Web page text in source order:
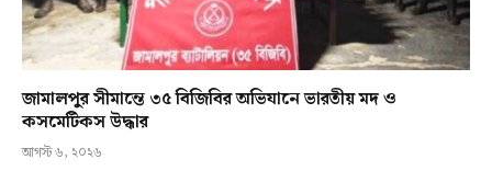
জামালপুর সীমান্তে ৩৫ বিজিবির অভিযানে ভারতীয় মদ ও
কসমেটিকস উদ্ধার
আগস্ট ৬, ২০২৬